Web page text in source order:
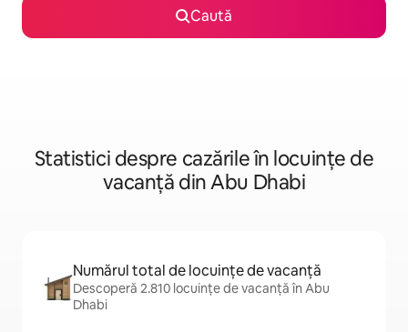
Caută
Statistici despre cazările în locuințe de
vacanță din Abu Dhabi
Numărul total de locuințe de vacanță
Descoperă 2.810 locuințe de vacanță în Abu
Dhabi